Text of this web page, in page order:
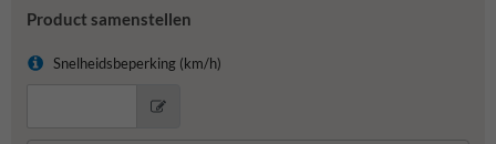
Product samenstellen
Snelheidsbeperking (km/h)